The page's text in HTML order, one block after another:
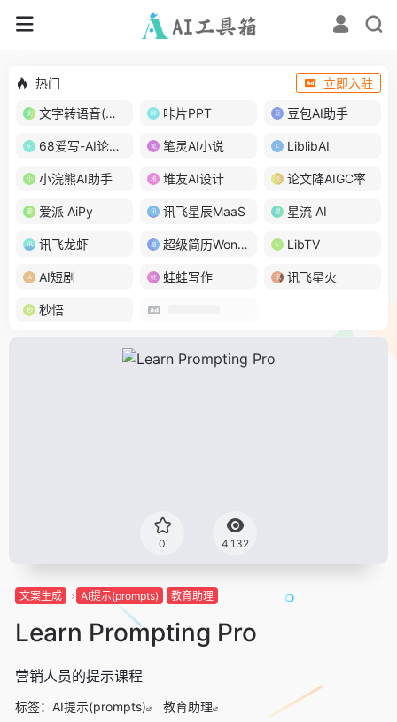
热门
立即入驻
文字转语音(琅琅配音)
咔片PPT 豆包AI助手
68爱写-AI论文写作 笔灵AI小说 LiblibAI
小浣熊AI助手 堆友AI设计 论文降AIGC率
爱派 AiPy 讯飞星辰MaaS 星流 AI
讯飞龙虾 超级简历WonderCV LibTV
AI短剧 蛙蛙写作 讯飞星火
秒悟
0 4,132
文案生成 AI提示(prompts) 教育助理
Learn Prompting Pro
营销人员的提示课程
标签： AI提示(prompts) 教育助理